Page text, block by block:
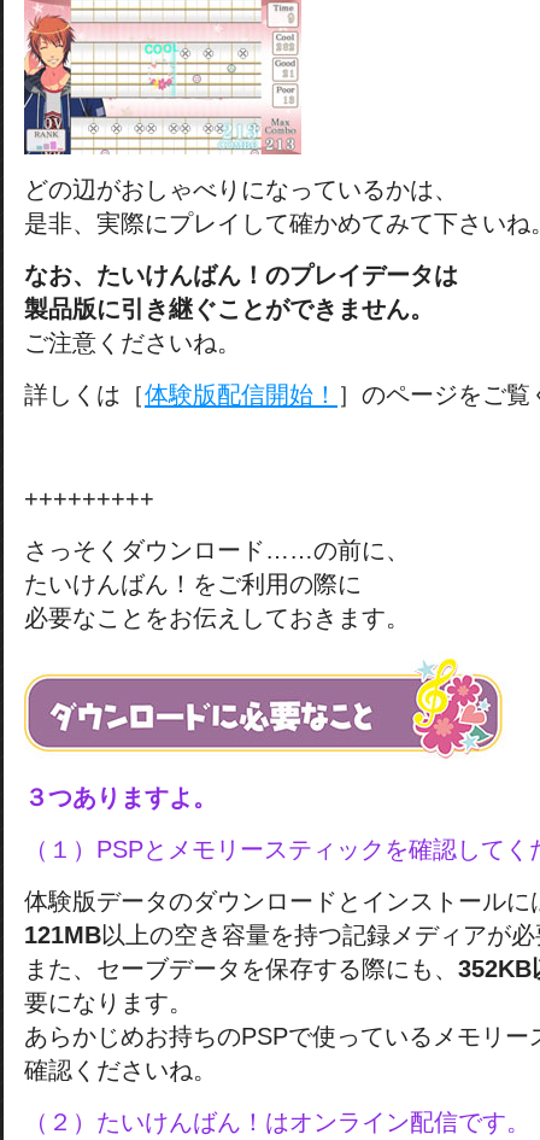
どの辺がおしゃべりになっているかは、
是非、実際にプレイして確かめてみて下さいね
なお、たいけんばん！のプレイデータは
製品版に引き継ぐことができません。
ご注意くださいね。
詳しくは［体験版配信開始！ ］のページをご覧
+++++++++
さっそくダウンロード……の前に、
たいけんばん！をご利用の際に
必要なことをお伝えしておきます。
３つありますよ。
（１）PSPとメモリースティックを確認してく
体験版データのダウンロードとインストールに
121MB以上の空き容量を持つ記録メディアが
また、セーブデータを保存する際にも、 352KB
要になります。
あらかじめお持ちのPSPで使っているメモリ
確認くださいね。
（２）たいけんばん！はオンライン配信です。